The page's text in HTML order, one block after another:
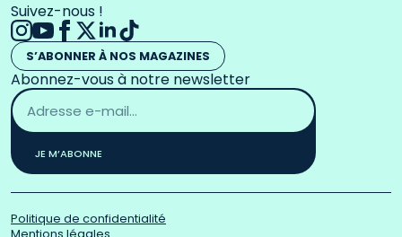
Suivez-nous !
S’ABONNER À NOS MAGAZINES
Abonnez-vous à notre newsletter
Adresse
email
*
JE M’ABONNE
Politique de confidentialité
Mentions légales